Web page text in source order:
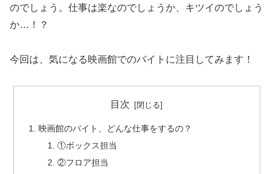
のでしょう。仕事は楽なのでしょうか、キツイのでしょう
か…！？
今回は、気になる映画館でのバイト に注目してみます！
目次
映画館のバイト、どんな仕事をするの？
①ボックス担当
②フロア担当